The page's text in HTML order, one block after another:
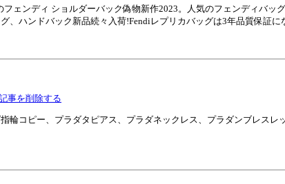
ェンディ ショルダーバック偽物新作2023。人気のフェンディバッ
ハンドバック新品続々入荷!Fendiレプリカバッグは3年品質保証に
事を削除する
輪コピー、プラダタピアス、プラダネックレス、プラダンブレス